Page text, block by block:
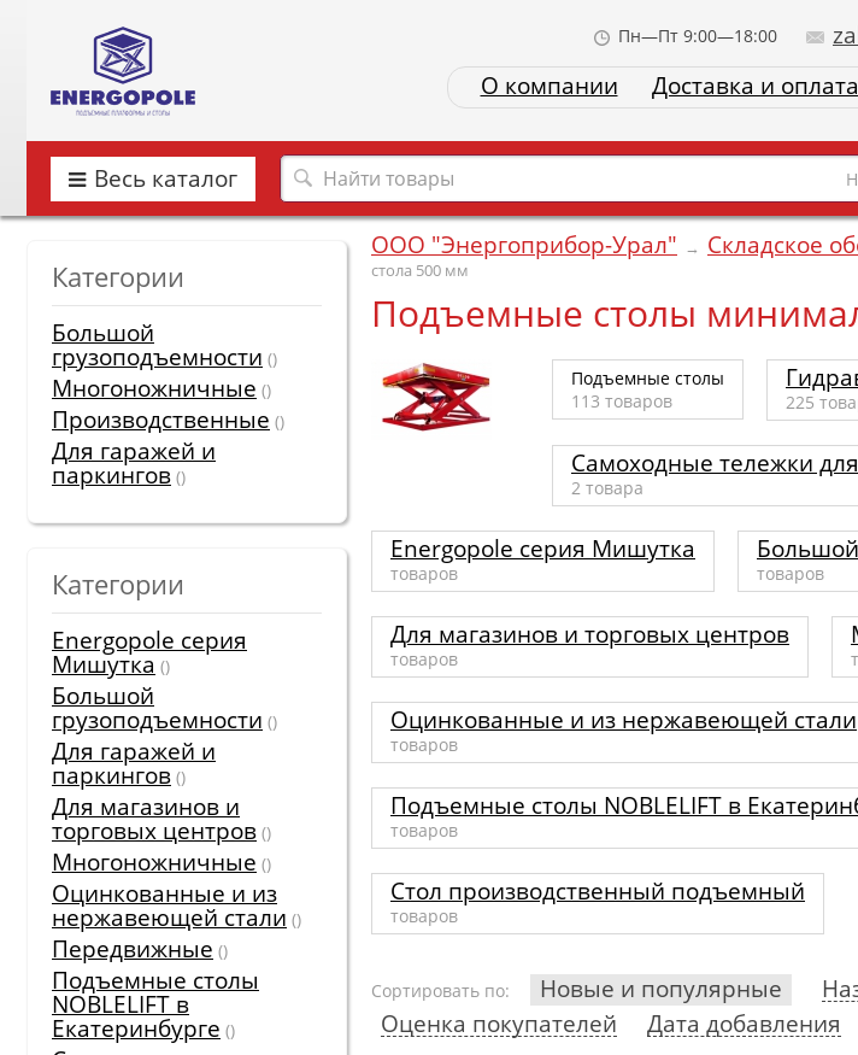
Пн—Пт 9:00—18:00
О компании
Доставка и оплата
Весь каталог
Категории
Большой
грузоподъемности ()
Многоножничные ()
Производственные ()
Для гаражей и
паркингов ()
Категории
Energopole серия
Мишутка ()
Большой
грузоподъемности ()
Для гаражей и
паркингов ()
Для магазинов и
торговых центров ()
Многоножничные ()
Оцинкованные и из
нержавеющей стали ()
Передвижные ()
Подъемные столы
NOBLELIFT в
Екатеринбурге ()
ООО "Энергоприбор-Урал" → Складское
стола 500 мм
Подъемные столы
Подъемные столы
113 товаров 225
Самоходные тележки
2 товара
Energopole серия Мишутка
товаров товаров
Для магазинов и торговых центров
товаров
Оцинкованные и из нержавеющей стали
товаров
Подъемные столы NOBLELIFT в
товаров
Стол производственный подъемный
товаров
Сортировать по: Новые и популярные
Оценка покупателей
Дата добавления